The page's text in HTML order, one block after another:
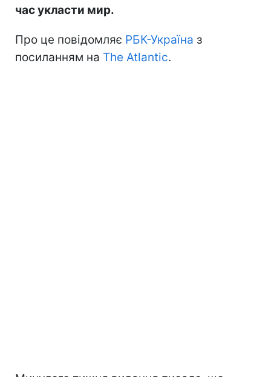
час укласти мир.
Про це повідомляє РБК-Україна з
посиланням на The Atlantic.